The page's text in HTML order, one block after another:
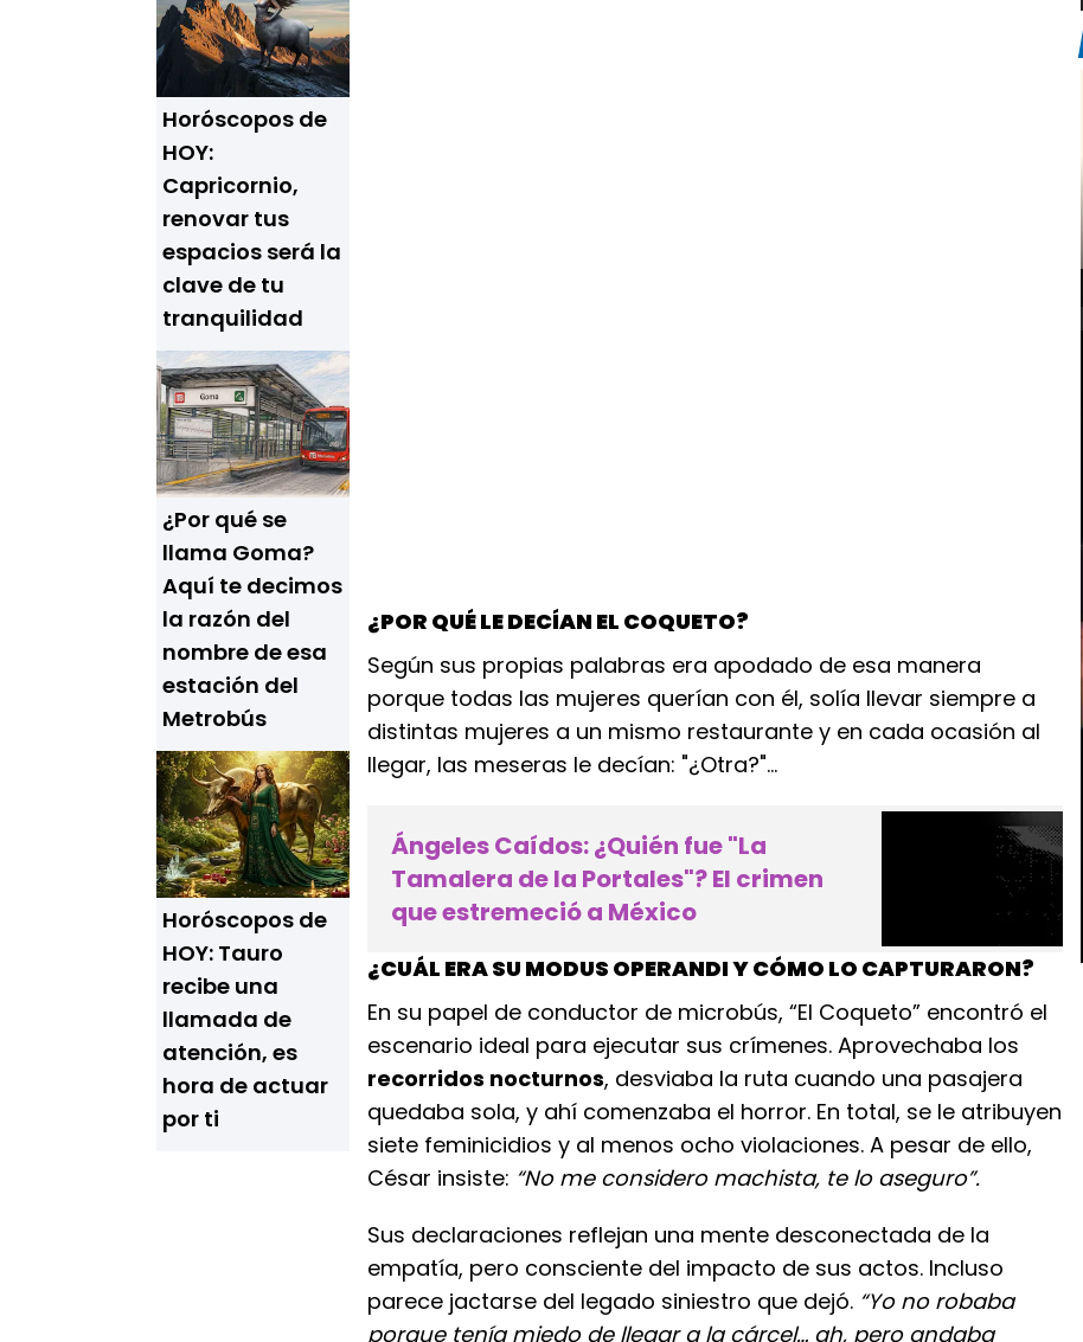
Horóscopos de
HOY:
Capricornio,
renovar tus
espacios será la
clave de tu
tranquilidad
¿Por qué se
llama Goma?
Aquí te decimos
la razón del
nombre de esa
estación del
Metrobús
Horóscopos de
HOY: Tauro
recibe una
llamada de
atención, es
hora de actuar
por ti
¿POR QUÉ LE DECÍAN EL COQUETO?
Según sus propias palabras era apodado de esa manera
porque todas las mujeres querían con él, solía llevar siempre a
distintas mujeres a un mismo restaurante y en cada ocasión al
llegar, las meseras le decían: "¿Otra?"...
Ángeles Caídos: ¿Quién fue "La
Tamalera de la Portales"? El crimen
que estremeció a México
¿CUÁL ERA SU MODUS OPERANDI Y CÓMO LO CAPTURARON?
En su papel de conductor de microbús, “El Coqueto” encontró el
escenario ideal para ejecutar sus crímenes. Aprovechaba los
recorridos nocturnos, desviaba la ruta cuando una pasajera
quedaba sola, y ahí comenzaba el horror. En total, se le atribuyen
siete feminicidios y al menos ocho violaciones. A pesar de ello,
César insiste: “No me considero machista, te lo aseguro”.
Sus declaraciones reflejan una mente desconectada de la
empatía, pero consciente del impacto de sus actos. Incluso
parece jactarse del legado siniestro que dejó. “Yo no robaba
porque tenía miedo de llegar a la cárcel… ah, peroandaba